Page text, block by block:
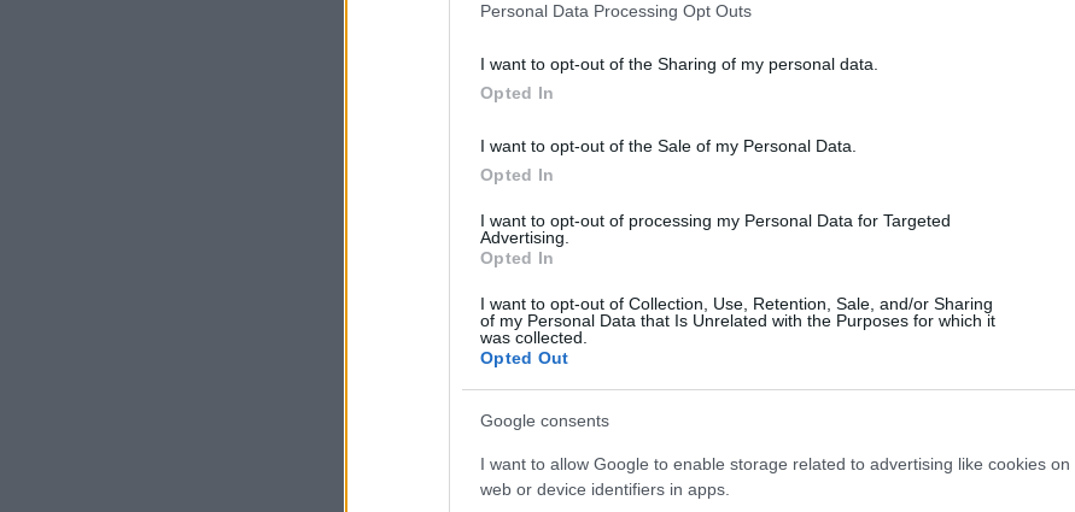
Personal Data Processing Opt Outs
I want to opt-out of the Sharing of my personal data.
Opted In
I want to opt-out of the Sale of my Personal Data.
Opted In
I want to opt-out of processing my Personal Data for Targeted
Advertising.
Opted In
I want to opt-out of Collection, Use, Retention, Sale, and/or Sharing
of my Personal Data that Is Unrelated with the Purposes for which it
was collected.
Opted Out
Google consents
I want to allow Google to enable storage related to advertising like cookies on
web or device identifiers in apps.